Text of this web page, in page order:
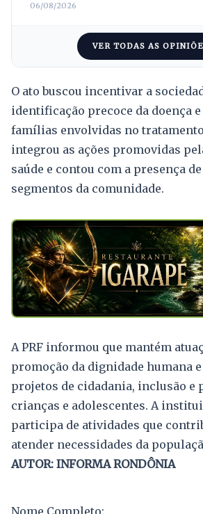
06/08/2026
VER TODAS AS
O ato buscou incentivar a
identificação precoce da doença
famílias envolvidas no
integrou as ações promovidas
saúde e contou com a presença
segmentos da comunidade.
A PRF informou que mantém
promoção da dignidade humana
projetos de cidadania, inclusão e
crianças e adolescentes. A
participa de atividades que
atender necessidades da
AUTOR: INFORMA RONDÔNIA
Nome Completo: